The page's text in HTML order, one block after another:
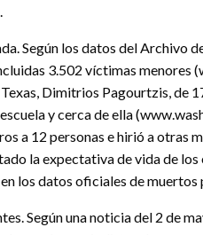
Según los datos del
3.502 víctimas
Dimitrios Pagourtzis, de
y cerca de ella
a 12 personas e hirió a
la expectativa de vida de
los datos oficiales de
Según una noticia del 2 de